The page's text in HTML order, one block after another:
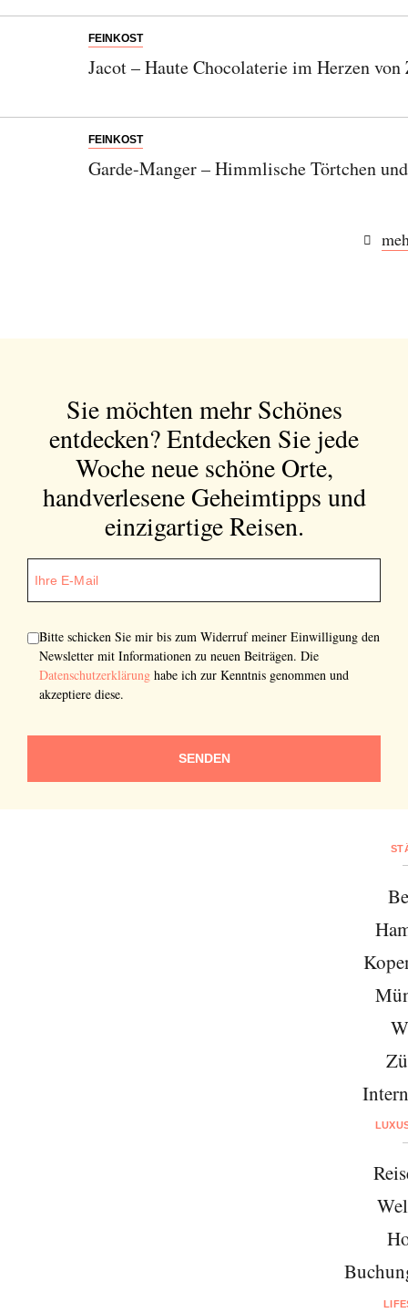
FEINKOST
Jacot – Haute Chocolaterie im Herzen
FEINKOST
Garde-Manger – Himmlische Törtchen
Sie möchten mehr Schönes
entdecken?Entdecken Sie jede
Woche neue schöne Orte,
handverlesene Geheimtipps und
einzigartige Reisen.
Bitte schicken Sie mir bis zum Widerruf meiner Einwilligung den
Newsletter mit Informationen zu neuen Beiträgen. Die
Datenschutzerklärung habe ich zur Kenntnis genommen und
akzeptiere diese.
SENDEN